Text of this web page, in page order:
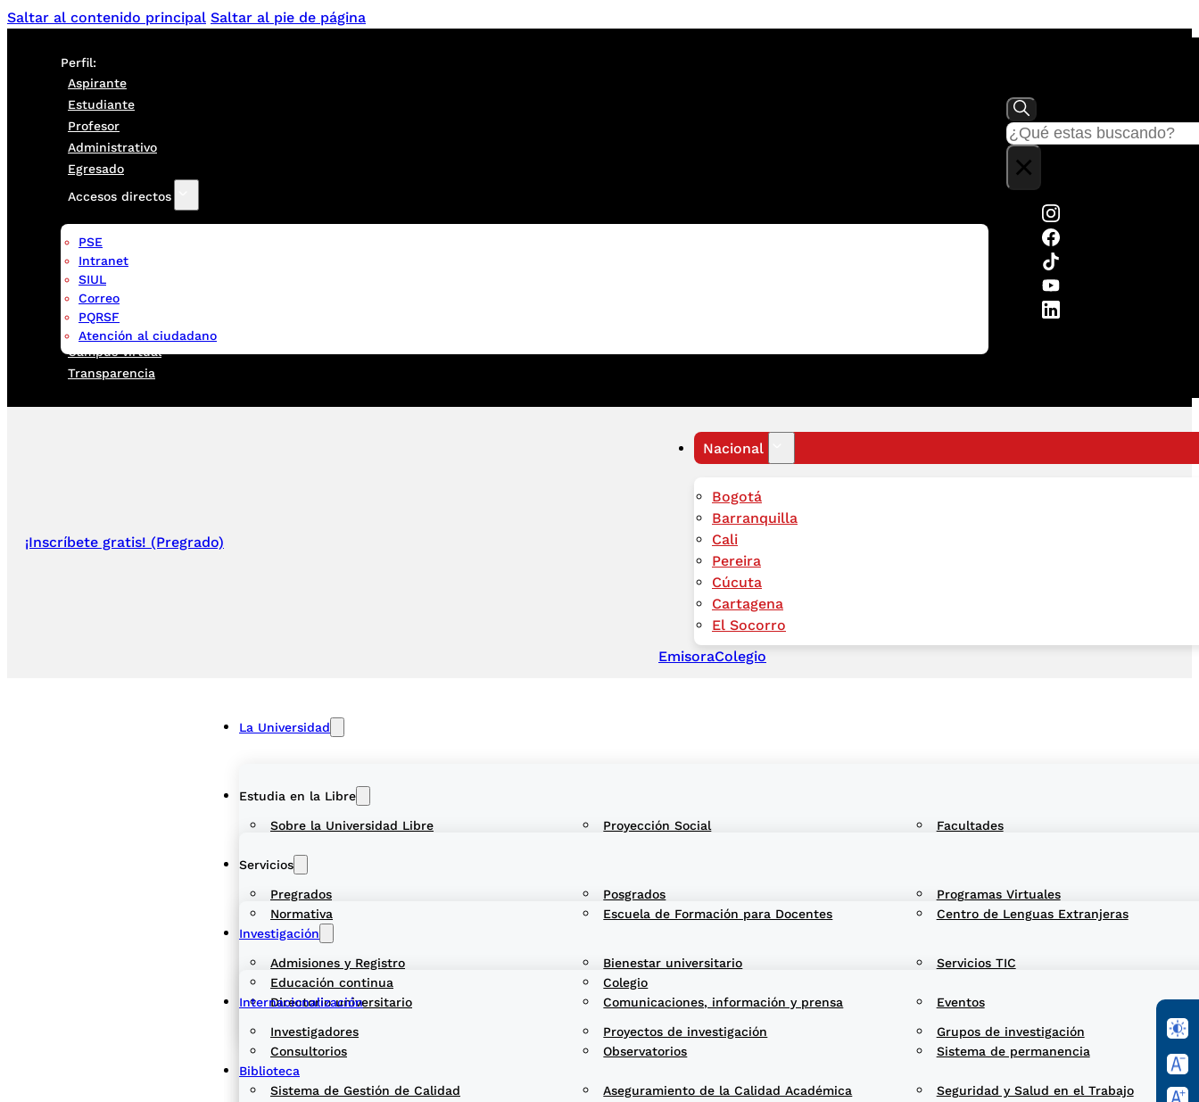
Saltar al contenido principal Saltar al pie de página
Perfil:
Aspirante
Estudiante
Profesor
Administrativo
Egresado
Accesos directos
PSE
Intranet
SIUL
Correo
PQRSF
Atención al ciudadano
Campus virtual
Transparencia
Buscar
×
¡Inscríbete gratis! (Pregrado)
Nacional
Bogotá
Barranquilla
Cali
Pereira
Cúcuta
Cartagena
El Socorro
EmisoraColegio
La Universidad
Sobre la Universidad Libre Proyección Social Facultades
Normativa Escuela de Formación para Docentes Centro de Lenguas Extranjeras
Directorio universitario Comunicaciones, información y prensa Eventos
Sistema de Gestión de Calidad Aseguramiento de la Calidad Académica Seguridad y Salud en el Trabajo
Estudia en la Libre
Pregrados Posgrados Programas Virtuales
Educación continua Colegio
Servicios
Admisiones y Registro Bienestar universitario Servicios TIC
Consultorios Observatorios Sistema de permanencia
Investigación
Investigadores Proyectos de investigación Grupos de investigación
Internacionalización
Biblioteca